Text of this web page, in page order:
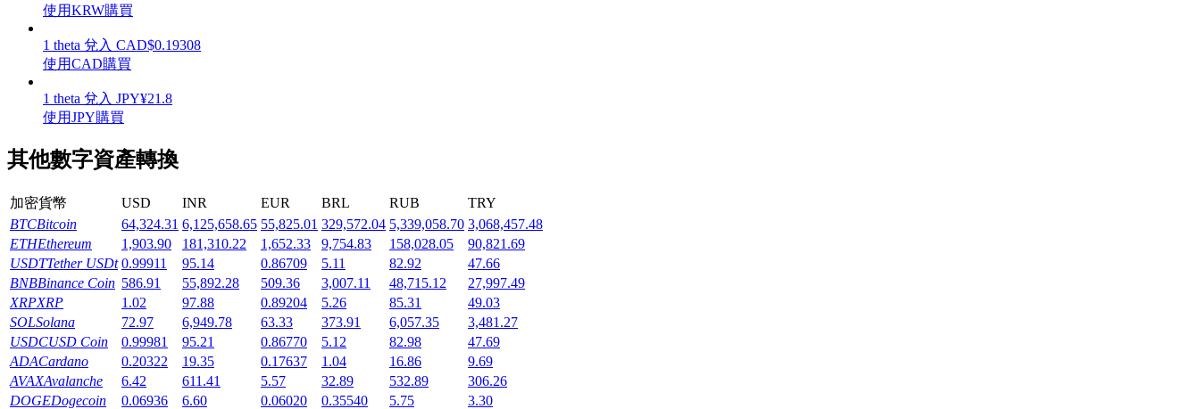
使您的資產穩定增值
機槍池
一鍵質押鎖定高收益
使用KRW購買
1 theta 兌入 CAD$0.19308
使用CAD購買
1 theta 兌入 JPY¥21.8
使用JPY購買
其他數字資產轉換
加密貨幣 USD INR EUR BRL RUB
TRY
BTCBitcoin 64,324.31 6,125,658.65 55,825.01 329,572.04 5,339,058.70 3,068,457.48
ETHEthereum 1,903.90 181,310.22 1,652.33 9,754.83 158,028.05
90,821.69
USDTTether USDt 0.99911 95.14 0.86709 5.11 82.92
47.66
BNBBinance Coin 586.91 55,892.28 509.36 3,007.11 48,715.12
27,997.49
XRPXRP 1.02 97.88 0.89204 5.26 85.31
49.03
SOLSolana 72.97 6,949.78 63.33 373.91 6,057.35
3,481.27
USDCUSD Coin 0.99981 95.21 0.86770 5.12 82.98
47.69
ADACardano 0.20322 19.35 0.17637 1.04 16.86
9.69
AVAXAvalanche 6.42 611.41 5.57 32.89 532.89
306.26
DOGEDogecoin 0.06936 6.60 0.06020 0.35540 5.75
3.30